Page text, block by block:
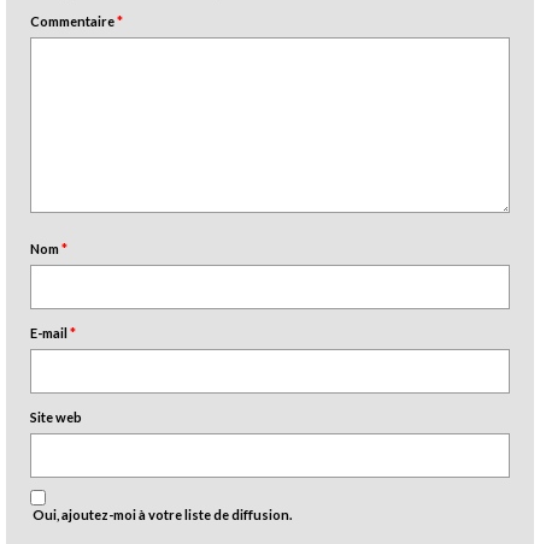
Commentaire*
Nom*
E-mail*
Site web
Oui, ajoutez-moi à votre liste de diffusion.